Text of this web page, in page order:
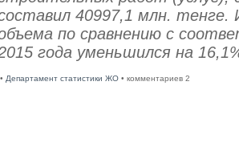
40997,1 млн. тенге.
по сравнению с
года уменьшился на
Департамент статистики ЖО • комментариев 2